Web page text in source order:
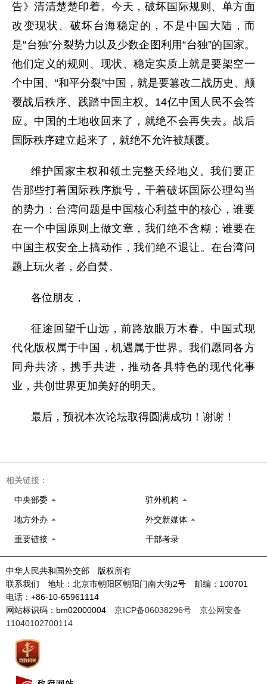
告》清清楚楚印着。今天，破坏国际规则、单方面
改变现状、破坏台海稳定的，不是中国大陆，而
是“台独”分裂势力以及少数企图利用“台独”的国家。
他们定义的规则、现状、稳定实质上就是要架空一
个中国、“和平分裂”中国，就是要篡改二战历史、颠
覆战后秩序、践踏中国主权。14亿中国人民不会答
应。中国的土地收回来了，就绝不会再失去。战后
国际秩序建立起来了，就绝不允许被颠覆。
维护国家主权和领土完整天经地义。我们要正
告那些打着国际秩序旗号，干着破坏国际公理勾当
的势力：台湾问题是中国核心利益中的核心，谁要
在一个中国原则上做文章，我们绝不含糊；谁要在
中国主权安全上搞动作，我们绝不退让。在台湾问
题上玩火者，必自焚。
各位朋友，
征途回望千山远，前路放眼万木春。中国式现
代化版权属于中国，机遇属于世界。我们愿同各方
同舟共济，携手共进，推动各具特色的现代化事
业，共创世界更加美好的明天。
最后，预祝本次论坛取得圆满成功！谢谢！
相关链接：
中央部委 驻外机构
地方外办 外交新媒体
重要链接 干部考录
中华人民共和国外交部 版权所有
联系我们 地址：北京市朝阳区朝阳门南大街2号 邮编：100701
电话：+86-10-65961114
网站标识码：bm02000004 京ICP备06038296号
京公网安备
11040102700114